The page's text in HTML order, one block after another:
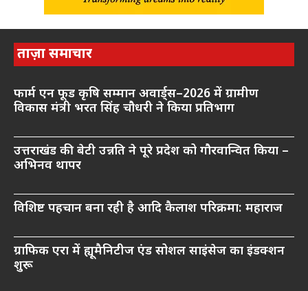
ताज़ा समाचार
फार्म एन फूड कृषि सम्मान अवार्ड्स–2026 में ग्रामीण
विकास मंत्री भरत सिंह चौधरी ने किया प्रतिभाग
उत्तराखंड की बेटी उन्नति ने पूरे प्रदेश को गौरवान्वित किया –
अभिनव थापर
विशिष्ट पहचान बना रही है आदि कैलाश परिक्रमा: महाराज
ग्राफिक एरा में ह्यूमैनिटीज एंड सोशल साइंसेज का इंडक्शन
शुरू